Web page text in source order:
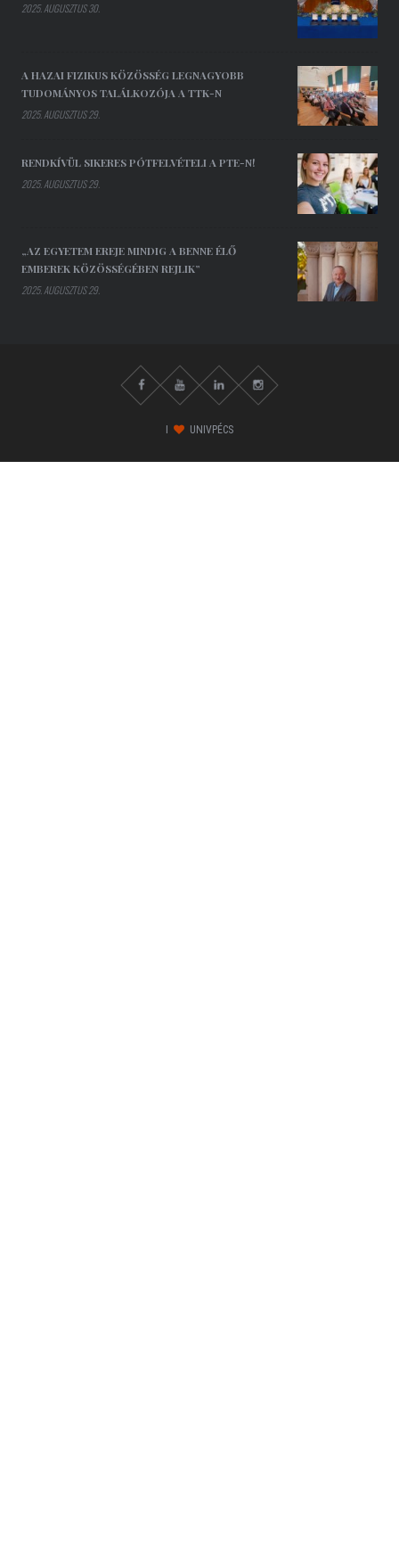
2025. AUGUSZTUS 30.
A HAZAI FIZIKUS KÖZÖSSÉG LEGNAGYOBB
TUDOMÁNYOS TALÁLKOZÓJA A TTK-N
2025. AUGUSZTUS 29.
RENDKÍVÜL SIKERES PÓTFELVÉTELI A PTE-N!
2025. AUGUSZTUS 29.
„AZ EGYETEM EREJE MINDIG A BENNE ÉLŐ
EMBEREK KÖZÖSSÉGÉBEN REJLIK”
2025. AUGUSZTUS 29.
UNIVPÉCS